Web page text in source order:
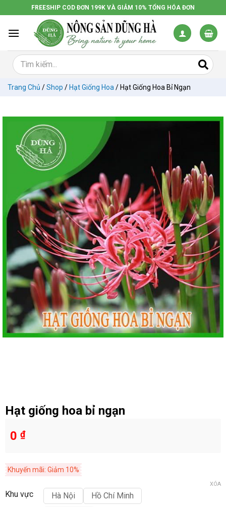
đến
dung
FREESHIP COD ĐƠN 199K VÀ GIẢM 10% TỔNG HÓA ĐƠN
Trang Chủ /Shop / Hạt Giống Hoa / Hạt Giống Hoa Bỉ Ngạn
Hạt giống hoa bỉ ngạn
0 ₫
Khuyến mãi: Giảm 10%
Khu vực Hà Nội
Hồ Chí Minh
XÓA